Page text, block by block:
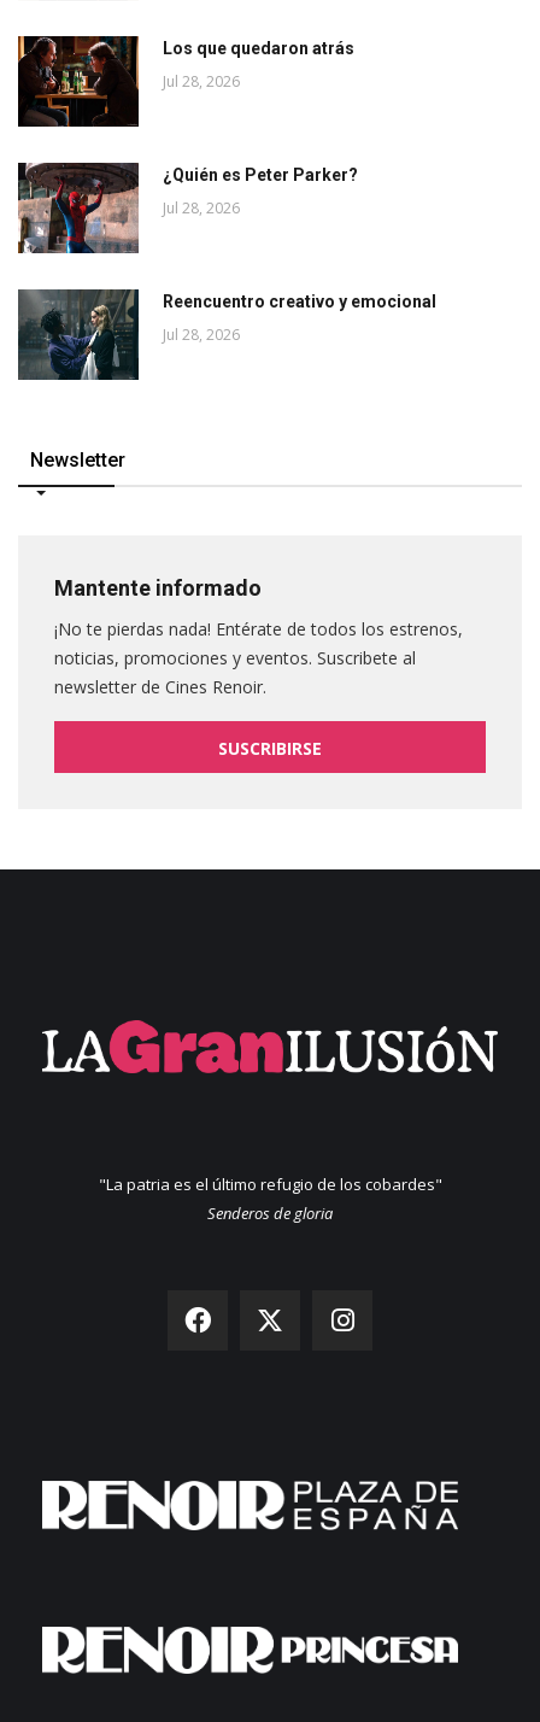
Los que quedaron atrás
Jul 28, 2026
¿Quién es Peter Parker?
Jul 28, 2026
Reencuentro creativo y emocional
Jul 28, 2026
Newsletter
Mantente informado
¡No te pierdas nada! Entérate de todos los estrenos,
noticias, promociones y eventos. Suscribete al
newsletter de Cines Renoir.
SUSCRIBIRSE
"La patria es el último refugio de los cobardes"
Senderos de gloria